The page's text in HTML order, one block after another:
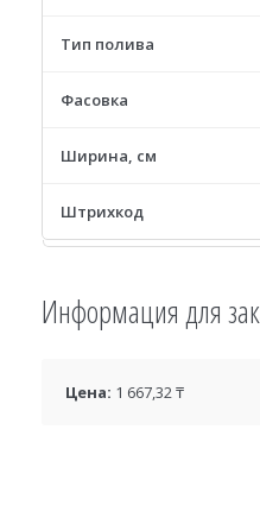
Тип полива
Фасовка
Ширина, см
Штрихкод
Информация для
Цена: 1 667,32 ₸